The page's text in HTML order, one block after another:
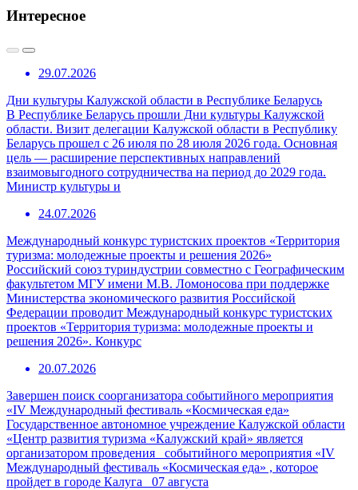
Интересное
29.07.2026
Дни культуры Калужской области в Республике Беларусь
В Республике Беларусь прошли Дни культуры Калужской
области. Визит делегации Калужской области в Республику
Беларусь прошел с 26 июля по 28 июля 2026 года. Основная
цель — расширение перспективных направлений
взаимовыгодного сотрудничества на период до 2029 года.
Министр культуры и
24.07.2026
Международный конкурс туристских проектов «Территория
туризма: молодежные проекты и решения 2026»
Российский союз туриндустрии совместно с Географическим
факультетом МГУ имени М.В. Ломоносова при поддержке
Министерства экономического развития Российской
Федерации проводит Международный конкурс туристских
проектов «Территория туризма: молодежные проекты и
решения 2026». Конкурс
20.07.2026
Завершен поиск соорганизатора событийного мероприятия
«IV Международный фестиваль «Космическая еда»
Государственное автономное учреждение Калужской области
«Центр развития туризма «Калужский край» является
организатором проведения событийного мероприятия «IV
Международный фестиваль «Космическая еда» , которое
пройдет в городе Калуга 07 августа